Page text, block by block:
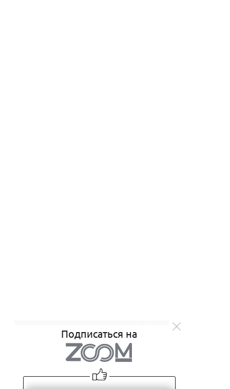
Подписаться на